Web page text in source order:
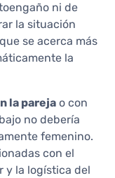
ni de
la situación
se acerca más
la
la pareja o con
no debería
femenino.
con el
y la logística del